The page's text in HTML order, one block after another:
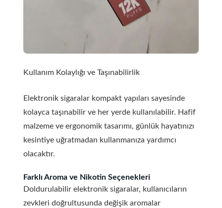
Kullanım Kolaylığı ve Taşınabilirlik
Elektronik sigaralar kompakt yapıları sayesinde
kolayca taşınabilir ve her yerde kullanılabilir. Hafif
malzeme ve ergonomik tasarımı, günlük hayatınızı
kesintiye uğratmadan kullanmanıza yardımcı
olacaktır.
Farklı Aroma ve Nikotin Seçenekleri
Doldurulabilir elektronik sigaralar, kullanıcıların
zevkleri doğrultusunda değişik aromalar